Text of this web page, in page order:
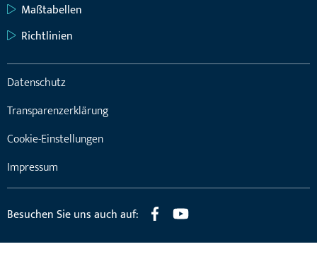
Maßtabellen
Richtlinien
Datenschutz
Transparenzerklärung
Cookie-Einstellungen
Impressum
Besuchen Sie uns auch auf: